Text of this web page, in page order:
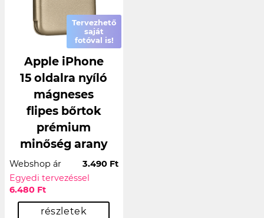
Tervezhető
saját
fotóval is!
Apple iPhone
15 oldalra nyíló
mágneses
flipes bőrtok
prémium
minőség arany
Webshop ár
3.490 Ft
Egyedi tervezéssel
6.480 Ft
részletek